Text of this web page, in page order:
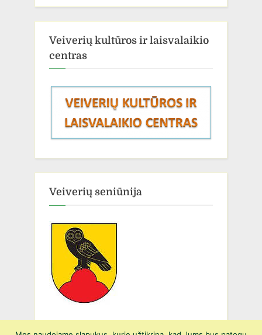
Veiverių kultūros ir laisvalaikio
centras
Veiverių seniūnija